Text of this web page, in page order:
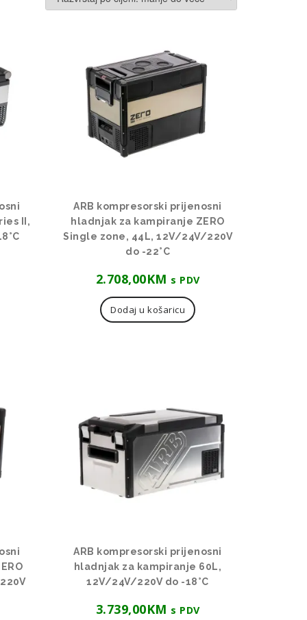
II,
ARB kompresorski prijenosni
hladnjak za kampiranje ZERO
Single zone, 44L, 12V/24V/220V
do -22°C
2.708,00KM s PDV
Dodaj u košaricu
ARB kompresorski prijenosni
hladnjak za kampiranje 60L,
12V/24V/220V do -18°C
3.739,00KM s PDV